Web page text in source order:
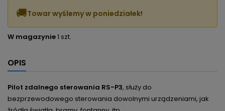
🚚Towar wyślemy w poniedziałek!
W magazynie1 szt.
OPIS
Pilot zdalnego sterowania RS-P3, służy do
bezprzewodowego sterowania dowolnymi urządzeniami, jak